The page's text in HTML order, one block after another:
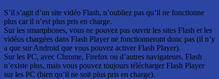
S’il s’agit d’un site vidéo Flash, n’oubliez pas qu’il ne fonctionne
plus car il n’est plus pris en charge.
Sur les smartphones, vous ne pouvez pas ouvrir les sites Flash et les
vidéos chargées dans Flash Player ne fonctionneront donc pas (il n’y
a que sur Android que vous pouvez activer Flash Player).
Sur les PC, avec Chrome, Firefox ou d’autres navigateurs, Flash
n’existe plus, mais vous pouvez toujours télécharger Flash Player
sur les PC (bien qu’il ne soit plus pris en charge).